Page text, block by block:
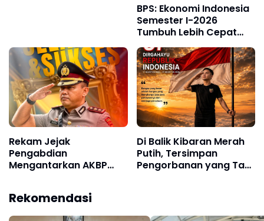
BPS: Ekonomi Indonesia
Semester I-2026
Tumbuh Lebih Cepat
dari Tahun 2025q
Rekam Jejak
Pengabdian
Mengantarkan AKBP
Divhubinter Polri
Di Balik Kibaran Merah
Putih, Tersimpan
Pengorbanan yang Tak
Rekomendasi